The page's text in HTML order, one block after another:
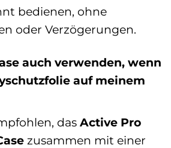
bedienen, ohne
oder Verzögerungen.
auch verwenden, wenn
auf meinem
das Active Pro
zusammen mit einer